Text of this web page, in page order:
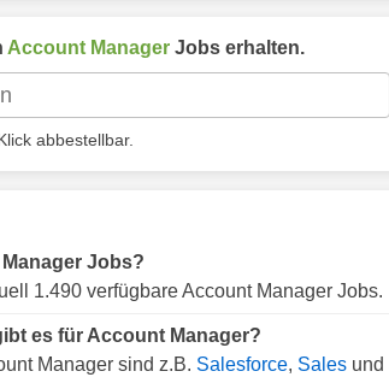
Account Manager Jobs erhalten.
abbestellbar.
Jobs?
1.490 verfügbare Account Manager Jobs.
es für Account Manager?
Manager sind z.B. Salesforce, Sales und